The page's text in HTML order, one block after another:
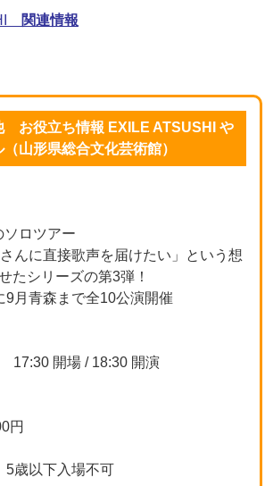
関連情報
お役立ち情報 EXILE ATSUSHI や
山形県総合文化芸術館）
ソロツアー
んに直接歌声を届けたい」という想
たシリーズの第3弾！
9月青森まで全10公演開催
開場 / 18:30 開演
円
歳以下入場不可